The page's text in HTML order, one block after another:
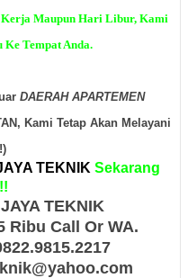
Maupun Hari Libur, Kami
Ke Tempat Anda.
DAERAH APARTEMEN
Kami Tetap Akan Melayani
TEKNIK Sekarang
TEKNIK
Ribu Call Or WA.
@yahoo.com